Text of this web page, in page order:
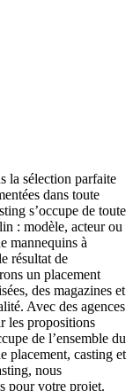
la sélection parfaite
dans toute
s’occupe de toute
: modèle, acteur ou
mannequins à
résultat de
un placement
des magazines et
Avec des agences
les propositions
de l’ensemble du
placement, casting et
nous
pour votre projet.